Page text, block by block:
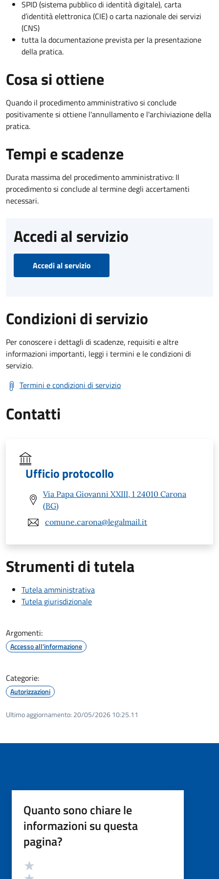
SPID (sistema pubblico di identità digitale), carta
d’identità elettronica (CIE) o carta nazionale dei servizi
(CNS)
tutta la documentazione prevista per la presentazione
della pratica.
Cosa si ottiene
Quando il procedimento amministrativo si conclude
positivamente si ottiene l'annullamento e l'archiviazione della
pratica.
Tempi e scadenze
Durata massima del procedimento amministrativo: Il
procedimento si conclude al termine degli accertamenti
necessari.
Accedi al servizio
Accedi al servizio
Condizioni di servizio
Per conoscere i dettagli di scadenze, requisiti e altre
informazioni importanti, leggi i termini e le condizioni di
servizio.
Termini e condizioni di servizio
Contatti
Ufficio protocollo
Via Papa Giovanni XXIII, 1 24010 Carona
(BG)
comune.carona@legalmail.it
Strumenti di tutela
Tutela amministrativa
Tutela giurisdizionale
Argomenti:
Accesso all'informazione
Categorie:
Autorizzazioni
Ultimo aggiornamento: 20/05/2026 10:25.11
Quanto sono chiare le
informazioni su questa
pagina?
Valutazione